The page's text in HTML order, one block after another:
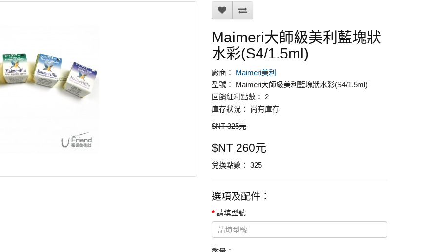
Maimeri大師級美利藍塊狀
水彩(S4/1.5ml)
廠商： Maimeri美利
型號： Maimeri大師級美利藍塊狀水彩(S4/1.5ml)
回饋紅利點數： 2
庫存狀況： 尚有庫存
$NT 325元
$NT 260元
兌換點數： 325
選項及配件：
請填型號